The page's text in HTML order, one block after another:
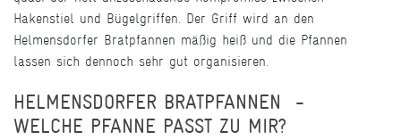
Hakenstiel und Bügelgriffen. Der Griff wird an den
Helmensdorfer Bratpfannen mäßig heiß und die Pfannen
lassen sich dennoch sehr gut organisieren.
HELMENSDORFER BRATPFANNEN -
WELCHE PFANNE PASST ZU MIR?